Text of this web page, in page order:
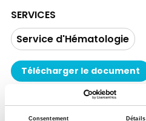
Consentement Détails
SERVICES
Service d'Hématologie
Télécharger le document